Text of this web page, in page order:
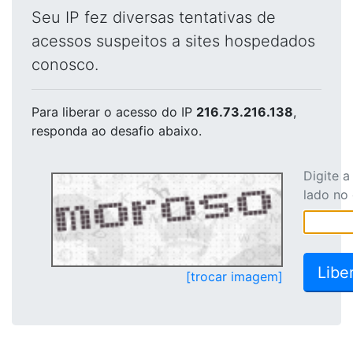
Seu IP fez diversas tentativas de
acessos suspeitos a sites hospedados
conosco.
Para liberar o acesso do IP 216.73.216.138,
responda ao desafio abaixo.
[trocar imagem]
Digite
lado no